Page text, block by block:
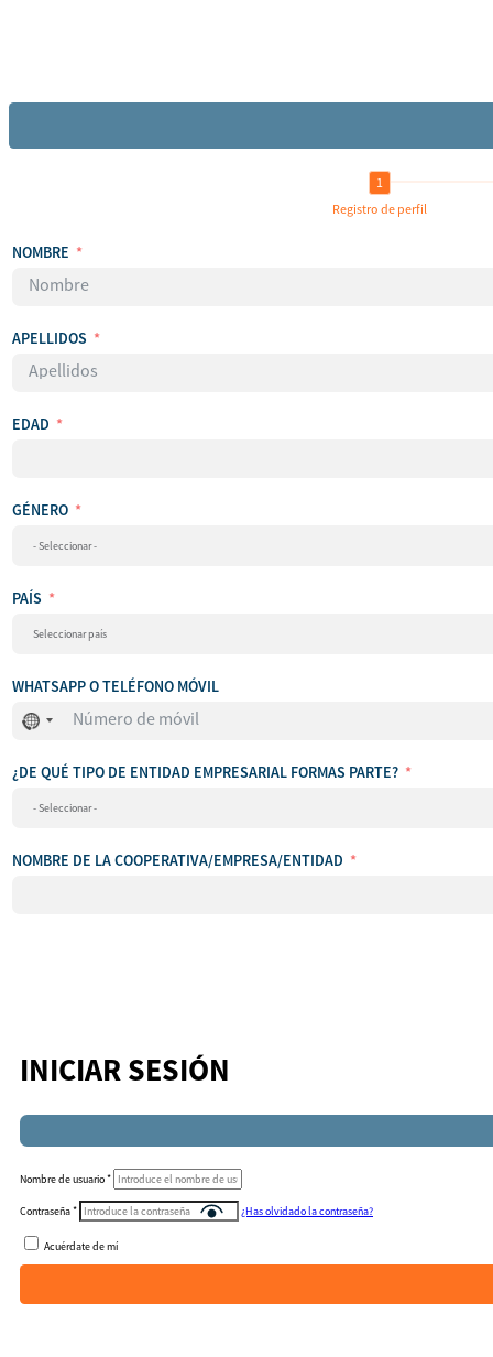
Registro de perfil
NOMBRE
APELLIDOS
EDAD
GÉNERO
PAÍS
WHATSAPP O TELÉFONO MÓVIL
No
se
seleccionado
ningún
¿DE QUÉ TIPO DE ENTIDAD EMPRESARIAL FORMAS PARTE?
NOMBRE DE LA COOPERATIVA/EMPRESA/ENTIDAD
INICIAR SESIÓN
Nombre de usuario*
Contraseña* ¿Has olvidado la contraseña?
Acuérdate de mí